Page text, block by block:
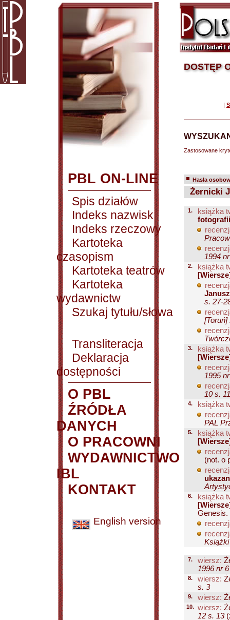
PBL ON-LINE
Spis działów
Indeks nazwisk
Indeks rzeczowy
Kartoteka
czasopism
Kartoteka teatrów
Kartoteka
wydawnictw
Szukaj tytułu/słowa
Transliteracja
Deklaracja
dostępności
O PBL
ŹRÓDŁA
DANYCH
O PRACOWNI
WYDAWNICTWO
IBL
KONTAKT
English version
DOSTĘP
|
Zastosowane
Hasła
Żernicki
1.
książka
1994
2.
książka
s. 27-
[Toruń]
3.
książka
1995
10 s.
4.
książka
PAL
5.
książka
(not. o
6.
książka
Genesis.
Książki
7. wiersz:
1996 nr
8. wiersz:
s. 3
9. wiersz:
10. wiersz:
12 s. 13